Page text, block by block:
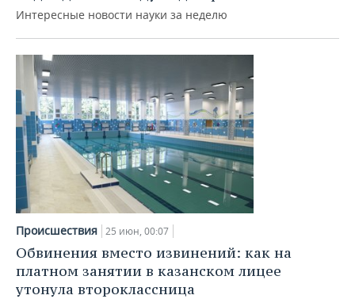
Интересные новости науки за неделю
Происшествия 25 июн, 00:07
Обвинения вместо извинений: как на
платном занятии в казанском лицее
утонула второклассница